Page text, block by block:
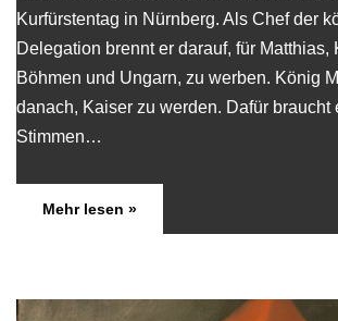
Kurfürstentag in Nürnberg. Als Chef der
Delegation brennt er darauf, für Matthias,
Böhmen und Ungarn, zu werben. König
danach, Kaiser zu werden. Dafür braucht
Stimmen…
Mehr lesen »